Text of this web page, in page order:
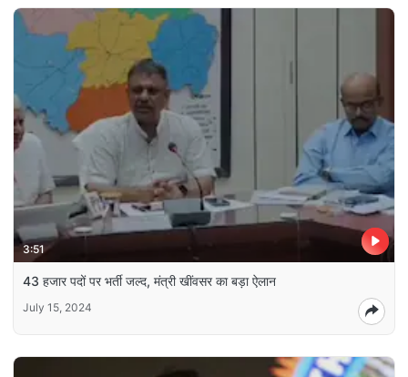
3:51
43 हजार पदों पर भर्ती जल्द, मंत्री खींवसर का बड़ा ऐलान
July 15, 2024